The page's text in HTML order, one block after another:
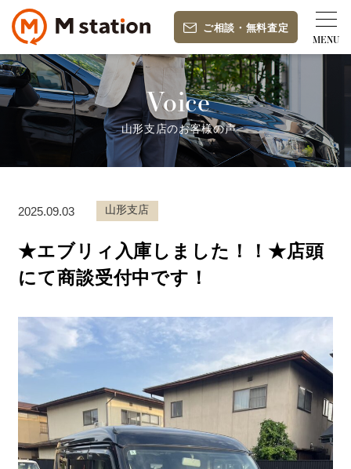
ご相談 ・ 無料査定
Voice
山形支店のお客様の声
2025.09.03 山形支店
★エブリィ入庫しました！！★店頭
にて商談受付中です！